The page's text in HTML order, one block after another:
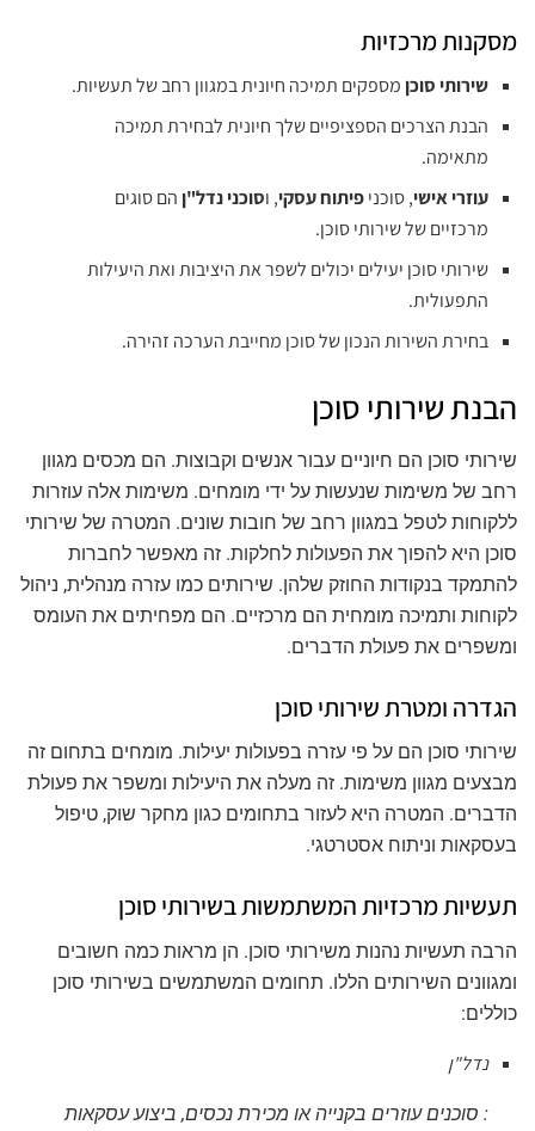
מסקנות מרכזיות
שירותי סוכןמספקים תמיכה חיונית במגוון רחב של תעשיות.
הבנת הצרכים הספציפיים שלך חיונית לבחירת תמיכה
מתאימה.
עוזרי אישי, סוכניפיתוח עסקי, וסוכני נדל"ןהם סוגים
מרכזיים של שירותי סוכן.
שירותי סוכן יעילים יכולים לשפר את היציבות ואת היעילות
התפעולית.
בחירת השירות הנכון של סוכן מחייבת הערכה זהירה.
הבנת שירותי סוכן
שירותי סוכן הם חיוניים עבור אנשים וקבוצות. הם מכסים מגוון
רחב של משימות שנעשות על ידי מומחים. משימות אלה עוזרות
ללקוחות לטפל במגוון רחב של חובות שונים. המטרה של שירותי
סוכן היא להפוך את הפעולות לחלקות. זה מאפשר לחברות
להתמקד בנקודות החוזק שלהן. שירותים כמו עזרה מנהלית, ניהול
לקוחות ותמיכה מומחית הם מרכזיים. הם מפחיתים את העומס
ומשפרים את פעולת הדברים.
הגדרה ומטרת שירותי סוכן
שירותי סוכן הם על פי עזרה בפעולות יעילות. מומחים בתחום זה
מבצעים מגוון משימות. זה מעלה את היעילות ומשפר את פעולת
הדברים. המטרה היא לעזור בתחומים כגון מחקר שוק, טיפול
בעסקאות וניתוח אסטרטגי.
תעשיות מרכזיות המשתמשות בשירותי סוכן
הרבה תעשיות נהנות משירותי סוכן. הן מראות כמה חשובים
ומגוונים השירותים הללו. תחומים המשתמשים בשירותי סוכן
כוללים:
נדל"ן
: סוכנים עוזרים בקנייה או מכירת נכסים, ביצוע עסקאות